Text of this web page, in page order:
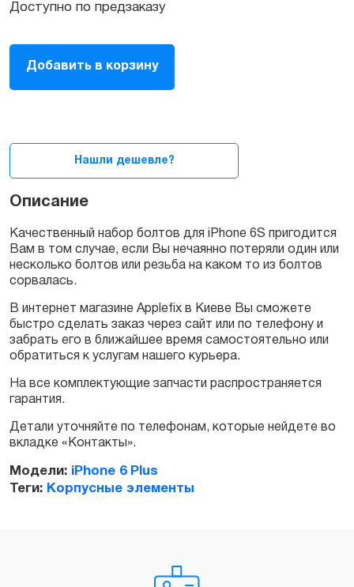
Доступно по предзаказу
Набор
болтов
iPhone
Добавить в корзину
Нашли дешевле?
Описание
Качественный набор болтов для iPhone 6S пригодится
Вам в том случае, если Вы нечаянно потеряли один или
несколько болтов или резьба на каком то из болтов
сорвалась.
В интернет магазине Applefix в Киеве Вы сможете
быстро сделать заказ через сайт или по телефону и
забрать его в ближайшее время самостоятельно или
обратиться к услугам нашего курьера.
На все комплектующие запчасти распространяется
гарантия.
Детали уточняйте по телефонам, которые нейдете во
вкладке «Контакты».
Модели: iPhone 6 Plus
Теги: Корпусные элементы